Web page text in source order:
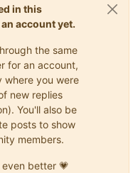
in this
account yet.
the same
for an account,
where you were
new replies
You'll also be
posts to show
members.
better 💗